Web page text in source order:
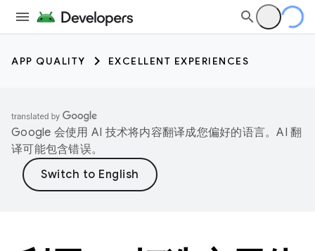
APP QUALITY EXCELLENT EXPERIENCES
Google 会使用 AI 技术将内容翻译成您偏好的语言。AI 翻
译可能包含错误。